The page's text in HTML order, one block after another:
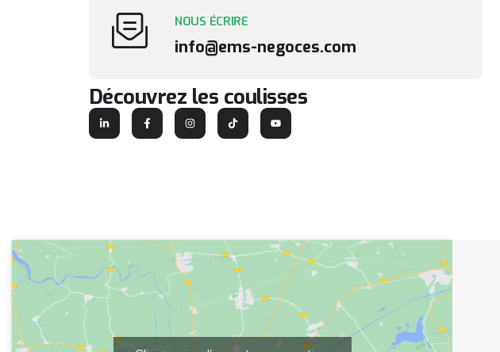
NOUS ÉCRIRE
info@ems-negoces.com
Découvrez les coulisses